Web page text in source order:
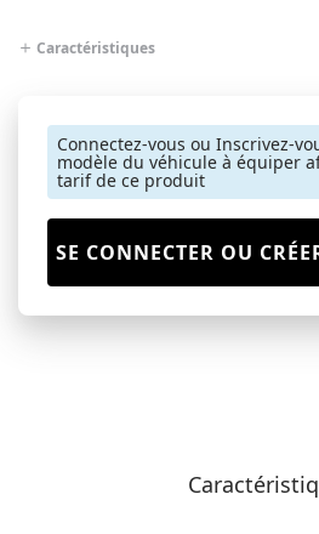
Caractéristiques
Connectez-vous ou Inscrivez-
modèle du véhicule à équiper
tarif de ce produit
SE CONNECTER OU